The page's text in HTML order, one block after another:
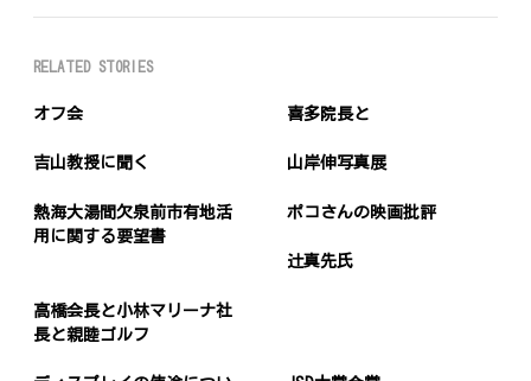
RELATED STORIES
オフ会 喜多院長と
吉山教授に聞く 山岸伸写真展
熱海大湯間欠泉前市有地活
用に関する要望書
ポコさんの映画批評
辻真先氏
高橋会長と小林マリーナ社
長と親睦ゴルフ